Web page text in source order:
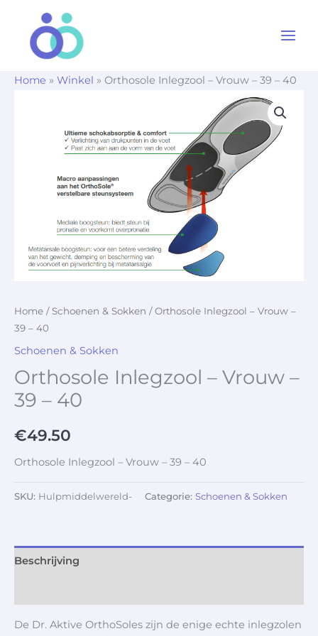
Home » Winkel » Orthosole Inlegzool – Vrouw – 39 – 40
Home / Schoenen & Sokken / Orthosole Inlegzool – Vrouw –
39 – 40
Schoenen & Sokken
Orthosole Inlegzool – Vrouw –
39 – 40
€49.50
Orthosole Inlegzool – Vrouw – 39 – 40
SKU: Hulpmiddelwereld- Categorie: Schoenen & Sokken
Beschrijving
De Dr. Aktive OrthoSoles zijn de enige echte inlegzolen